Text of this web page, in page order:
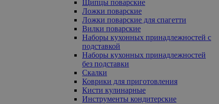
Щипцы поварские
Ложки поварские
Ложки поварские для спагетти
Вилки поварские
Наборы кухонных принадлежностей с
подставкой
Наборы кухонных принадлежностей
без подставки
Скалки
Коврики для приготовления
Кисти кулинарные
Инструменты кондитерские